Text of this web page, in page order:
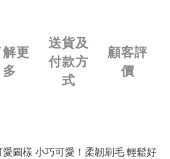
解更
多
送貨及
付款方
式
顧客評
價
圖樣 小巧可愛！柔韌刷毛 輕鬆好